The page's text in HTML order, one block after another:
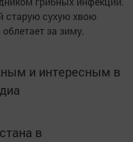
старую сухую хвою
за зиму.
и интересным в
в